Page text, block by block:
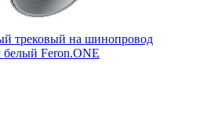
трековый на шинопровод
Feron.ONE